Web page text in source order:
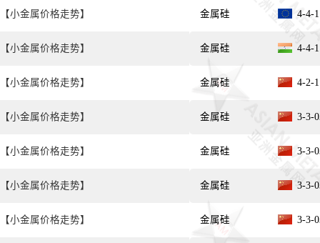
【小金属价格走势】
【小金属价格走势】
【小金属价格走势】
【小金属价格走势】
【小金属价格走势】
【小金属价格走势】
【小金属价格走势】
金属硅 4-4-
金属硅 4-4-
金属硅 4-2-
金属硅 3-3-
金属硅 3-3-
金属硅 3-3-
金属硅 3-3-